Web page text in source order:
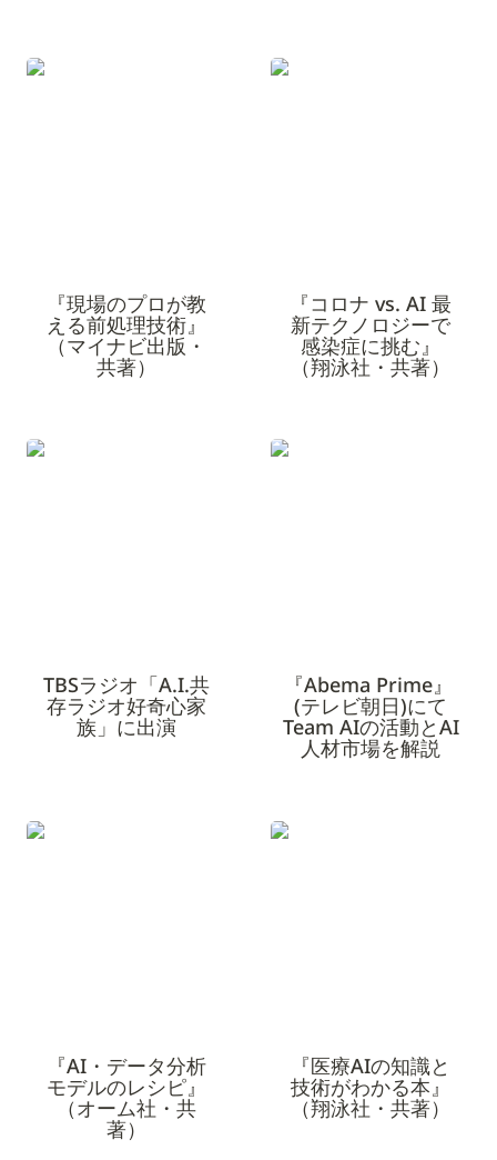
『現場のプロが教える前
『現場のプロが教
える前処理技術』
（マイナビ出版・
共著）
『コロナ vs. AI 最新テク
『コロナ vs. AI 最
新テクノロジーで
感染症に挑む』
（翔泳社・共著）
TBSラジオ「A.I.共存ラジ
TBSラジオ「A.I.共
存ラジオ好奇心家
族」に出演
『Abema Prime』 (テレ
『Abema Prime』
(テレビ朝日)にて
Team AIの活動とAI
人材市場を解説
『AI・データ分析モデル
『AI・データ分析
モデルのレシピ』
（オーム社・共
著）
『医療AIの知識と技術が
『医療AIの知識と
技術がわかる本』
（翔泳社・共著）